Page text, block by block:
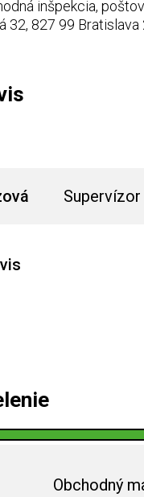
inšpekcia,
32, 827 99 Bratislava
Obchodný